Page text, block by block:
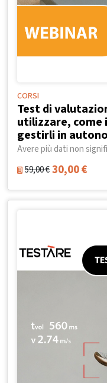
CORSI
Test di
utilizzare,
gestirli in
Avere più dati non
59,00€30,00€